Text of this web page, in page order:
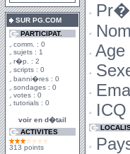
SUR PG.COM
PARTICIPAT.
comm. : 0
sujets : 1
r�p. : 2
scripts : 0
banni�res : 0
sondages : 0
votes : 0
tutorials : 0
voir en d�tail
ACTIVITES
313 points
Age
ICQ